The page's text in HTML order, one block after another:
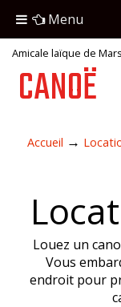
Amicale laïque de
CANOË
Accueil →
Louez un
Vous
endroit pour
Menu